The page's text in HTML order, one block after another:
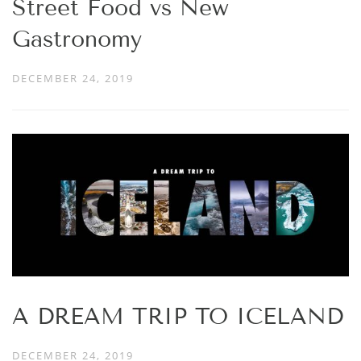
Street Food vs New
Gastronomy
DECEMBER 24, 2019
A DREAM TRIP TO ICELAND
DECEMBER 24, 2019